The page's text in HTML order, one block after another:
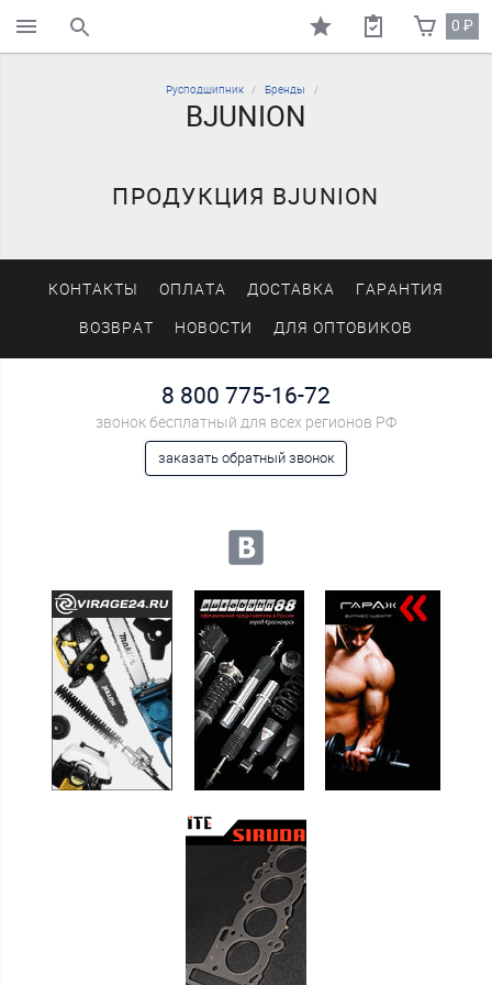
поиск по каталогу 0₽
Русподшипник Бренды
BJUNION
ПРОДУКЦИЯ BJUNION
КОНТАКТЫ ОПЛАТА ДОСТАВКА ГАРАНТИЯ
ВОЗВРАТ НОВОСТИ ДЛЯ ОПТОВИКОВ
8 800 775-16-72
звонок бесплатный для всех регионов РФ
заказать обратный звонок